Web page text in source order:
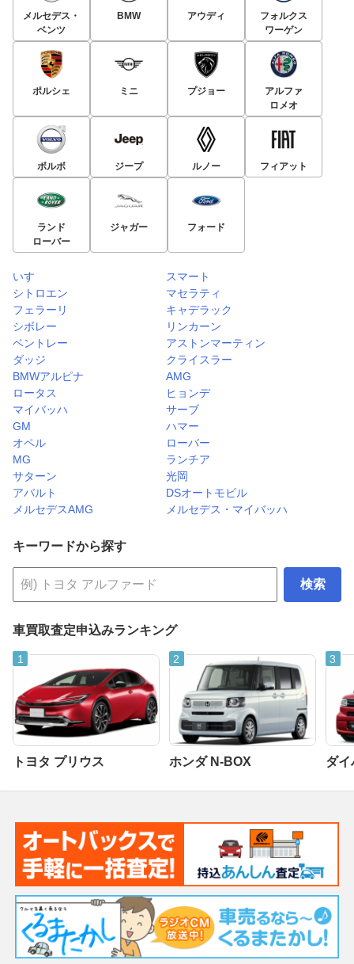
メルセデス・
ベンツ
BMW アウディ
フォルクス
ワーゲン
ポルシェ ミニ プジョー
アルファ
ロメオ
ボルボ ジープ ルノー フィアット
ランド
ローバー
ジャガー フォード
いすゞ
スマート
シトロエン
マセラティ
フェラーリ
キャデラック
シボレー
リンカーン
ベントレー
アストンマーティン
ダッジ
クライスラー
BMWアルピナ
AMG
ロータス
ヒョンデ
マイバッハ
サーブ
GM
ハマー
オペル
ローバー
MG
ランチア
サターン
光岡
アバルト
DSオートモビル
メルセデスAMG
メルセデス・マイバッハ
キーワードから探す
検索
車買取査定申込みランキング
トヨタ プリウス ホンダ N-BOX ダイ